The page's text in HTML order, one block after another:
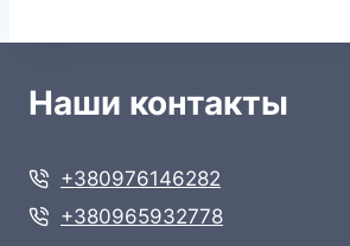
Наши контакты
+380976146282
+380965932778